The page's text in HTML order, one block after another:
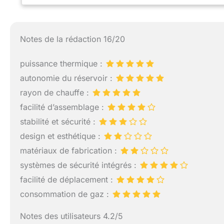
moduler la
L'EMPLOI ET
interrompant
conçu pour durer
ans. Les
gage de
Notes de la rédaction 16/20
puissance thermique :
autonomie du réservoir :
rayon de chauffe :
facilité d’assemblage :
stabilité et sécurité :
design et esthétique :
matériaux de fabrication :
systèmes de sécurité intégrés :
facilité de déplacement :
consommation de gaz :
Notes des utilisateurs 4.2/5